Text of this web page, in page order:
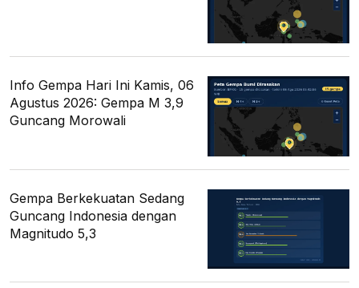
Info Gempa Hari Ini Kamis, 06
Agustus 2026: Gempa M 3,9
Guncang Morowali
Gempa Berkekuatan Sedang
Guncang Indonesia dengan
Magnitudo 5,3